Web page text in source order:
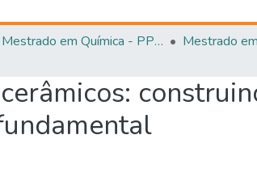
CONTEÚDO
Mestrado em Química - PPGQ